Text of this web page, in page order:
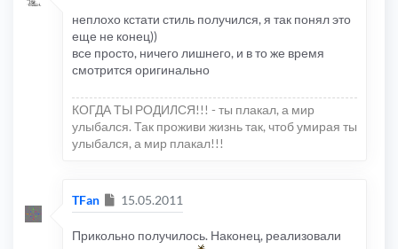
неплохо кстати стиль получился, я так понял это
еще не конец))
все просто, ничего лишнего, и в то же время
смотрится оригинально
КОГДА ТЫ РОДИЛСЯ!!! - ты плакал, а мир
улыбался. Так проживи жизнь так, чтоб умирая ты
улыбался, а мир плакал!!!
TFan Сообщение
15.05.2011
Прикольно получилось. Наконец, реализовали